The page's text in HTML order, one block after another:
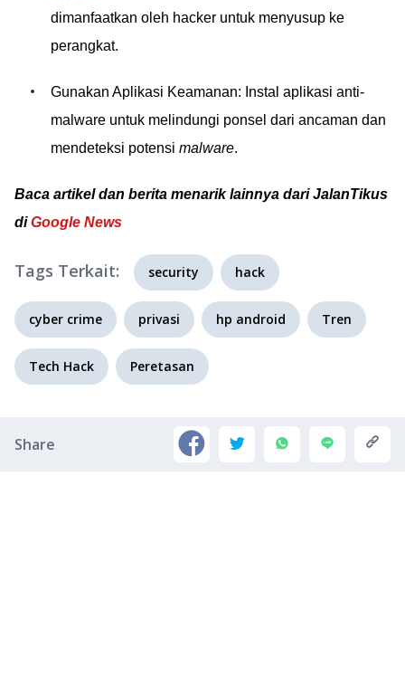
dimanfaatkan oleh hacker untuk menyusup ke
perangkat.
Gunakan Aplikasi Keamanan: Instal aplikasi anti-
malware untuk melindungi ponsel dari ancaman dan
mendeteksi potensi malware.
Baca artikel dan berita menarik lainnya dari JalanTikus
diGoogle News
Tags Terkait: security hack
cyber crime privasi hp android Tren
Tech Hack Peretasan
Share